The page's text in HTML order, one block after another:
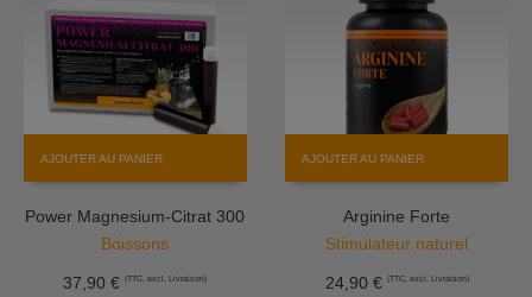
AJOUTER AU PANIER
Power Magnesium-Citrat 300
Boissons
37,90€ (TTC, excl. Livraison)
AJOUTER AU PANIER
Arginine Forte
Stimulateur naturel
24,90 € (TTC, excl. Livraison)